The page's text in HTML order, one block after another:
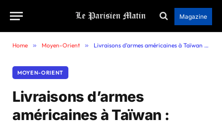
Magazine
Home » Moyen-Orient » Livraisons d’armes américaines à Taïwan : États-Unis assure la continuité malgré l’Iran guerre Washington 2026
MOYEN-ORIENT
Livraisons d’armes
américaines à Taïwan :